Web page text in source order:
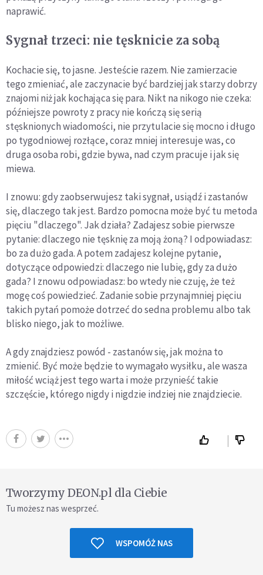
naprawić.
Sygnał trzeci: nie tęsknicie za sobą
Kochacie się, to jasne. Jesteście razem. Nie zamierzacie
tego zmieniać, ale zaczynacie być bardziej jak starzy dobrzy
znajomi niż jak kochająca się para. Nikt na nikogo nie czeka:
późniejsze powroty z pracy nie kończą się serią
stęsknionych wiadomości, nie przytulacie się mocno i długo
po tygodniowej rozłące, coraz mniej interesuje was, co
druga osoba robi, gdzie bywa, nad czym pracuje i jak się
miewa.
I znowu: gdy zaobserwujesz taki sygnał, usiądź i zastanów
się, dlaczego tak jest. Bardzo pomocna może być tu metoda
pięciu "dlaczego". Jak działa? Zadajesz sobie pierwsze
pytanie: dlaczego nie tęsknię za moją żoną? I odpowiadasz:
bo za dużo gada. A potem zadajesz kolejne pytanie,
dotyczące odpowiedzi: dlaczego nie lubię, gdy za dużo
gada? I znowu odpowiadasz: bo wtedy nie czuję, że też
mogę coś powiedzieć. Zadanie sobie przynajmniej pięciu
takich pytań pomoże dotrzeć do sedna problemu albo tak
blisko niego, jak to możliwe.
A gdy znajdziesz powód - zastanów się, jak można to
zmienić. Być może będzie to wymagało wysiłku, ale wasza
miłość wciąż jest tego warta i może przynieść takie
szczęście, którego nigdy i nigdzie indziej nie znajdziecie.
Tworzymy DEON.pl dla Ciebie
Tu możesz nas wesprzeć.
WSPOMÓŻ NAS